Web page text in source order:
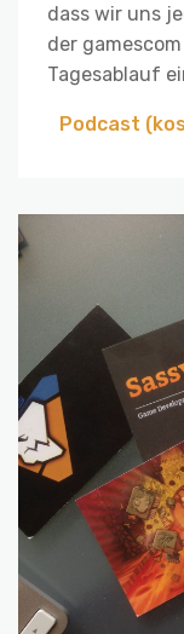
dass wir uns
der
Tagesablauf
Podcast